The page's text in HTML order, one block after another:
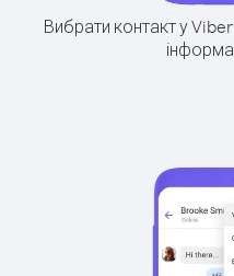
Вибрати контакт у